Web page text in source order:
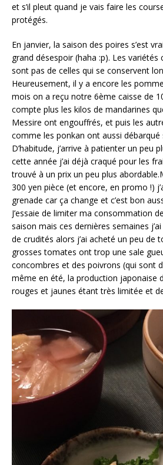
et s’il pleut quand je vais faire les
protégés.
En janvier, la saison des poires s’est
grand désespoir (haha :p). Les variétés
sont pas de celles qui se conservent
Heureusement, il y a encore les
mois on a reçu notre 6ème caisse de
compte plus les kilos de mandarines
Messire ont engouffrés, et puis les
comme les ponkan ont aussi débarqué
D’habitude, j’arrive à patienter un peu
cette année j’ai déjà craqué pour les
trouvé à un prix un peu plus
300 yen pièce (et encore, en promo !)
grenade car ça change et c’est bon
J’essaie de limiter ma consommation
saison mais ces dernières semaines
de crudités alors j’ai acheté un peu de
grosses tomates ont trop une sale
concombres et des poivrons (qui sont
même en été, la production japonaise
rouges et jaunes étant très limitée et